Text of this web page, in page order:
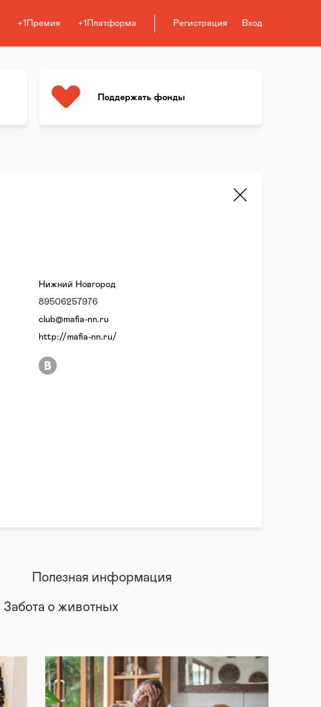
+1Премия +1Платформа Регистрация Вход
Поддержать фонды
Нижний Новгород
89506257976
club@mafia-nn.ru
http://mafia-nn.ru/
Полезная информация
Забота о животных